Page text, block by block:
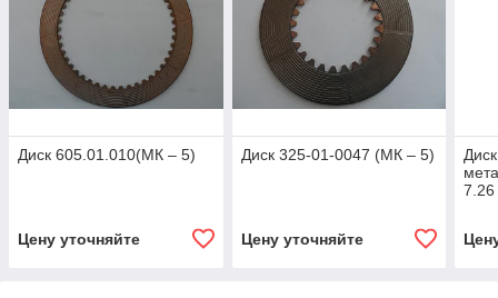
Диск 605.01.010(МК – 5)
Цену уточняйте
Диск 325-01-0047 (МК – 5)
Цену уточняйте
Диск
7.26